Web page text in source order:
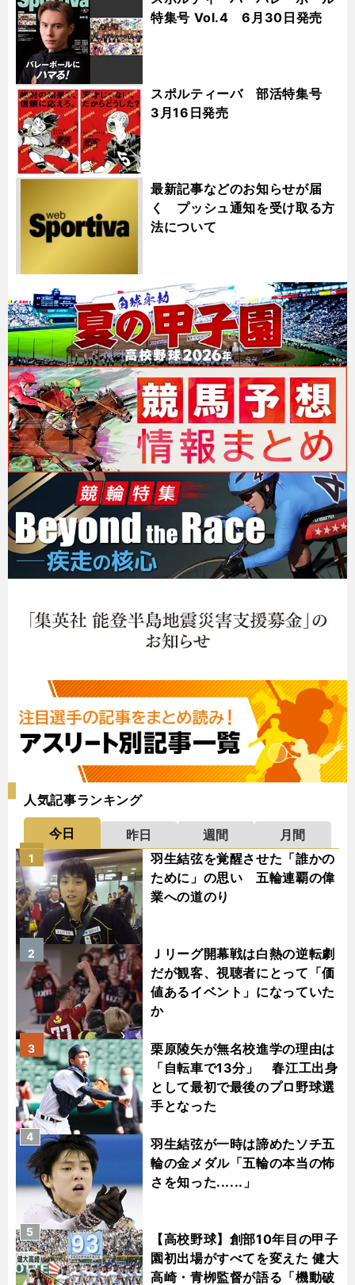
特集号 Vol.4 6月30日発売
スポルティーバ 部活特集号
3月16日発売
最新記事などのお知らせが届
く プッシュ通知を受け取る方
法について
人気記事ランキング
今日 昨日 週間
月間
羽生結弦を覚醒させた「誰かの
ために」の思い 五輪連覇の偉
業への道のり
1
Ｊリーグ開幕戦は白熱の逆転劇
だが観客、視聴者にとって「価
値あるイベント」になっていた
か
2
栗原陵矢が無名校進学の理由は
「自転車で13分」 春江工出身
として最初で最後のプロ野球選
手となった
3
羽生結弦が一時は諦めたソチ五
輪の金メダル「五輪の本当の怖
さを知った......」
4
【高校野球】創部10年目の甲子
園初出場がすべてを変えた 健大
高崎・青栁監督が語る「機動破
5